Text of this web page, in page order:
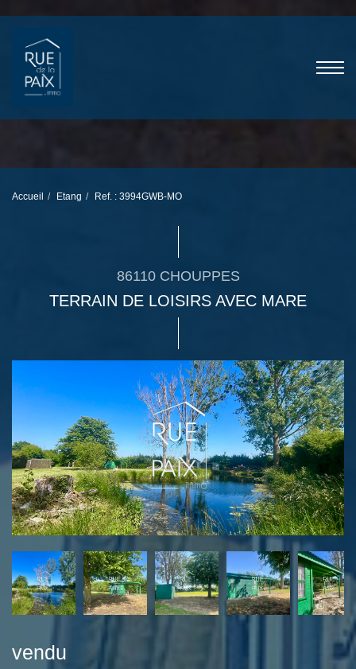
Accueil Etang Ref. : 3994GWB-MO
86110 CHOUPPES
TERRAIN DE LOISIRS AVEC MARE
vendu